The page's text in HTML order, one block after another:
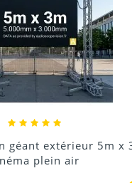
géant extérieur 5m x
plein air